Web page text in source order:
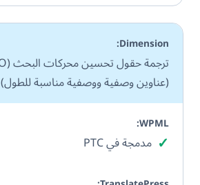
(عناوين وصفية ووصفية مناسبة للطول)
✓ نعم
مدمجة في PTC